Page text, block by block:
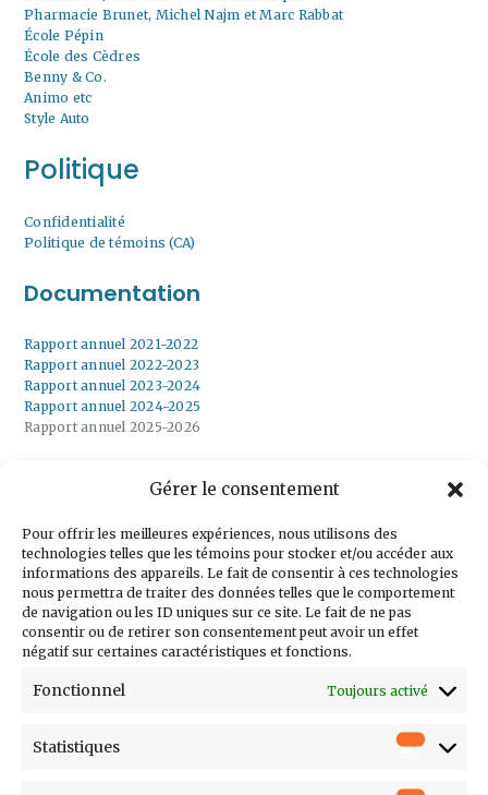
Gérer le consentement
Pour offrir les meilleures expériences, nous utilisons des
technologies telles que les témoins pour stocker et/ou accéder aux
informations des appareils. Le fait de consentir à ces technologies
nous permettra de traiter des données telles que le comportement
de navigation ou les ID uniques sur ce site. Le fait de ne pas
consentir ou de retirer son consentement peut avoir un effet
négatif sur certaines caractéristiques et fonctions.
Fonctionnel Toujours activé
Statistiques
Pharmacie Brunet, Michel Najm et Marc Rabbat
École Pépin
École des Cèdres
Benny & Co.
Animo etc
Style Auto
Politique
Confidentialité
Politique de témoins (CA)
Documentation
Rapport annuel 2021-2022
Rapport annuel 2022-2023
Rapport annuel 2023-2024
Rapport annuel 2024-2025
Rapport annuel 2025-2026
notre infolettre
Courriel
Prénom
Entreprise